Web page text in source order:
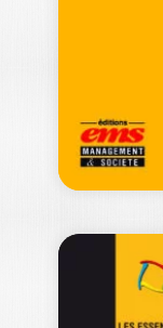
La
de la